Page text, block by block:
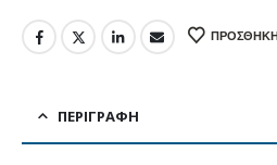
ΠΡΟΣΘΉΚΗ
ΠΕΡΙΓΡΑΦΉ